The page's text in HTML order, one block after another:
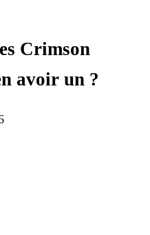
Crimson
avoir un ?